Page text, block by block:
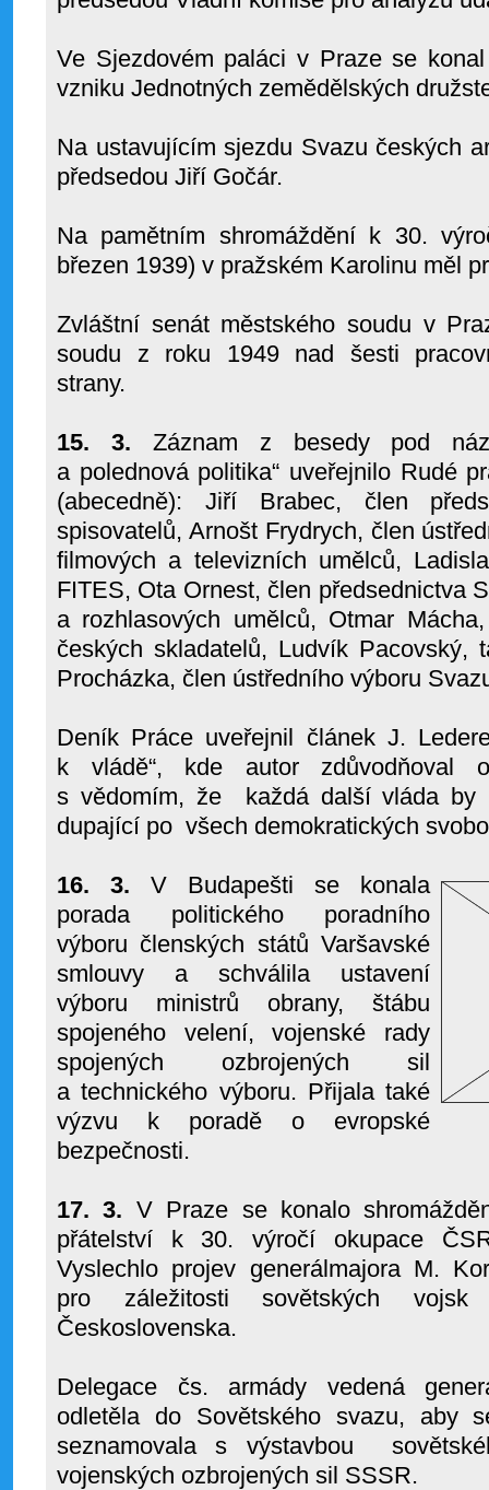
Ve Sjezdovém paláci v Praze se
vzniku Jednotných zemědělských
Na ustavujícím sjezdu Svazu českých
předsedou Jiří Gočár.
Na pamětním shromáždění k 30.
březen 1939) v pražském Karolinu měl
Zvláštní senát městského soudu v
soudu z roku 1949 nad šesti
strany.
15. 3. Záznam z besedy pod
a polednová politika“ uveřejnilo Rudé
(abecedně): Jiří Brabec, člen
spisovatelů, Arnošt Frydrych, člen
filmových a televizních umělců,
FITES, Ota Ornest, člen předsednictva
a rozhlasových umělců, Otmar
českých skladatelů, Ludvík Pacovský,
Procházka, člen ústředního výboru
Deník Práce uveřejnil článek J.
k vládě“, kde autor zdůvodňoval
s vědomím, že
každá další vláda by
dupající po všech demokratických
16. 3. V Budapešti se konala
porada politického poradního
výboru členských států Varšavské
smlouvy a schválila ustavení
výboru ministrů obrany, štábu
spojeného velení, vojenské rady
spojených ozbrojených sil
a technického výboru. Přijala také
výzvu k poradě o evropské
bezpečnosti.
17. 3. V Praze se konalo
přátelství k 30. výročí okupace
Vyslechlo projev generálmajora M.
pro záležitosti sovětských
Československa.
Delegace čs. armády vedená
odletěla do Sovětského svazu, aby
seznamovala s výstavbou
vojenských ozbrojených sil SSSR.